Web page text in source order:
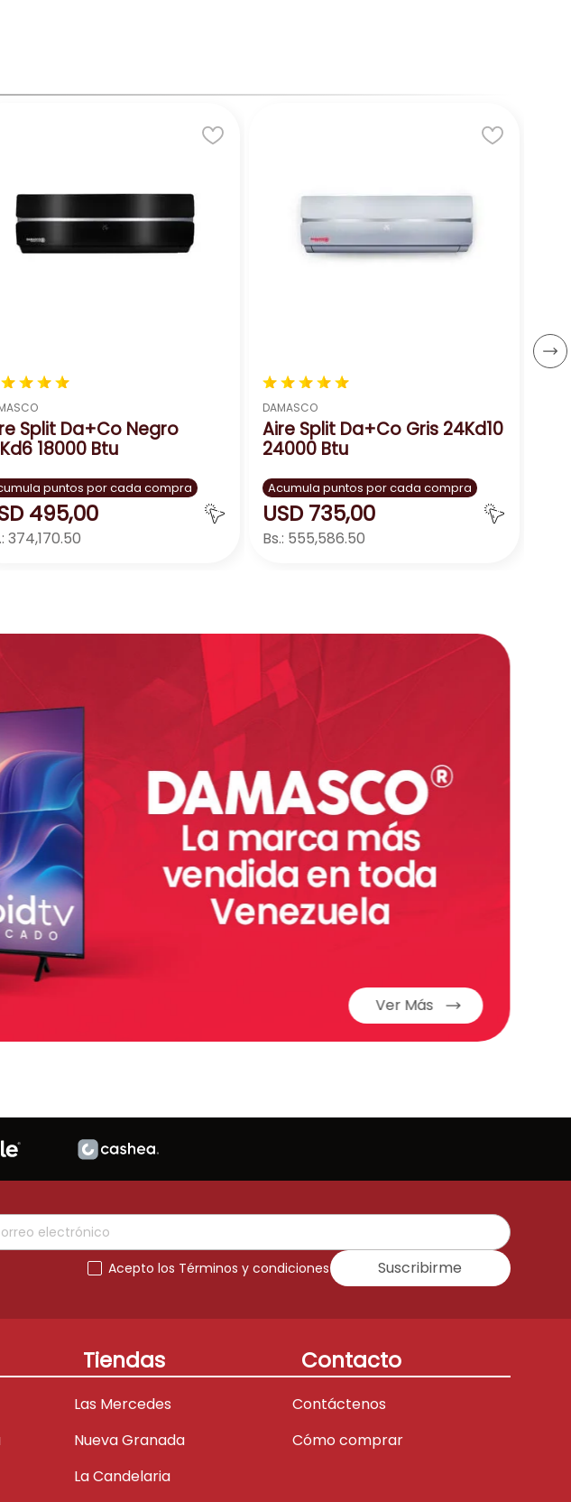
★★★★
Split Da+Co Negro
18000 Btu
puntos por cada compra
495,00
374,170.50
★★★★★
DAMASCO
Aire Split Da+Co Gris 24Kd10
24000 Btu
Acumula puntos por cada compra
USD 735,00
Bs.: 555,586.50
－
Ver Más
Acepto los Términos y condiciones Suscribirme
Tiendas
Las Mercedes
Nueva Granada
La Candelaria
Contacto
Contáctenos
Cómo comprar